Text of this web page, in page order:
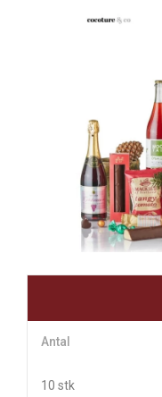
Antal
10 stk